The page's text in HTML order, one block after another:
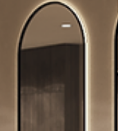
in einer angenehmen